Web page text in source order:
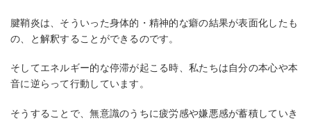
腱鞘炎は、そういった身体的・精神的な癖の結果が表面化したも
の、と解釈することができるのです。
そしてエネルギー的な停滞が起こる時、私たちは自分の本心や本
音に逆らって行動しています。
そうすることで、無意識のうちに疲労感や嫌悪感が蓄積していき